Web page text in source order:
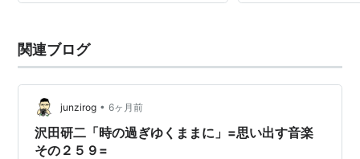
1（ASIN:B00005QYP8
悪魔のようなあいつ DVDセット
2（ASIN:B00005S7AV）
現・樹木希林
関連ブログ
junzirog • 6ヶ月前
沢田研二「時の過ぎゆくままに」=思い出す音楽
その２５９=